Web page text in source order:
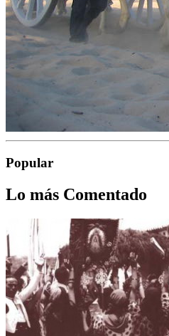
Popular
Lo más Comentado